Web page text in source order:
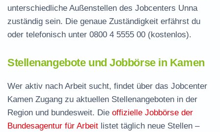
unterschiedliche Außenstellen des Jobcenters Unna
zuständig sein. Die genaue Zuständigkeit erfährst du
oder telefonisch unter 0800 4 5555 00 (kostenlos).
Stellenangebote und Jobbörse in Kamen
Wer aktiv nach Arbeit sucht, findet über das Jobcenter
Kamen Zugang zu aktuellen Stellenangeboten in der
Region und bundesweit. Die offizielle Jobbörse der
Bundesagentur für Arbeit listet täglich neue Stellen –